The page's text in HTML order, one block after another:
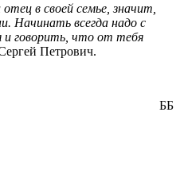
в своей семье, значит,
Начинать всегда надо с
и говорить, что от тебя
Петрович.
ББ